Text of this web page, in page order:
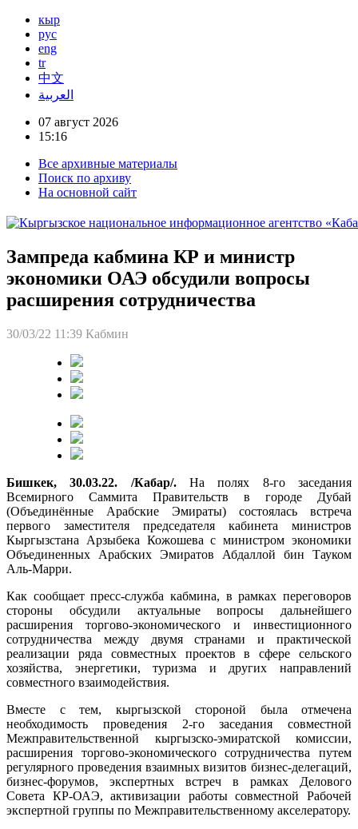
кыр
рус
eng
tr
中文
العربية
07 август 2026
15:16
Все архивные материалы
Поиск по архиву
На основной сайт
Зампреда кабмина КР и министр
экономики ОАЭ обсудили вопросы
расширения сотрудничества
30/03/22 11:39 Кабмин
Бишкек, 30.03.22. /Кабар/.На полях 8-го заседания
Всемирного Саммита Правительств в городе Дубай
(Объединённые Арабские Эмираты) состоялась встреча
первого заместителя председателя кабинета министров
Кыргызстана Арзыбека Кожошева с министром экономики
Объединенных Арабских Эмиратов Абдаллой бин Тауком
Аль-Марри.
Как сообщает пресс-служба кабмина, в рамках переговоров
стороны обсудили актуальные вопросы дальнейшего
расширения торгово-экономического и инвестиционного
сотрудничества между двумя странами и практической
реализации ряда совместных проектов в сфере сельского
хозяйства, энергетики, туризма и других направлений
совместного взаимодействия.
Вместе с тем, кыргызской стороной была отмечена
необходимость проведения 2-го заседания совместной
Межправительственной кыргызско-эмиратской комиссии,
расширения торгово-экономического сотрудничества путем
регулярного проведения взаимных визитов бизнес-делегаций,
бизнес-форумов, экспертных встреч в рамках Делового
Совета КР-ОАЭ, активизации работы совместной Рабочей
экспертной группы по Межправительственному акселератору.